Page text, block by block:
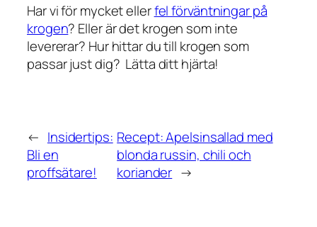
Har vi för mycket ellerfel förväntningar på
krogen? Eller är det krogen som inte
levererar? Hur hittar du till krogen som
passar just dig? Lätta ditt hjärta!
← Insidertips:
Bli en
proffsätare!
Recept: Apelsinsallad med
blonda russin, chili och
koriander →